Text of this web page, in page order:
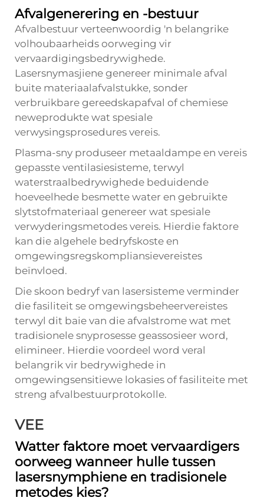
Afvalgenerering en -bestuur
Afvalbestuur verteenwoordig 'n belangrike
volhoubaarheids oorweging vir
vervaardigingsbedrywighede.
Lasersnymasjiene genereer minimale afval
buite materiaalafvalstukke, sonder
verbruikbare gereedskapafval of chemiese
neweprodukte wat spesiale
verwysingsprosedures vereis.
Plasma-sny produseer metaaldampe en vereis
gepasste ventilasiesisteme, terwyl
waterstraalbedrywighede beduidende
hoeveelhede besmette water en gebruikte
slytstofmateriaal genereer wat spesiale
verwyderingsmetodes vereis. Hierdie faktore
kan die algehele bedryfskoste en
omgewingsregskompliansievereistes
beïnvloed.
Die skoon bedryf van lasersisteme verminder
die fasiliteit se omgewingsbeheervereistes
terwyl dit baie van die afvalstrome wat met
tradisionele snyprosesse geassosieer word,
elimineer. Hierdie voordeel word veral
belangrik vir bedrywighede in
omgewingsensitiewe lokasies of fasiliteite met
streng afvalbestuurprotokolle.
VEE
Watter faktore moet vervaardigers
oorweeg wanneer hulle tussen
lasersnymphiene en tradisionele
metodes kies?